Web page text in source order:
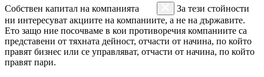
Собствен капитал на компанията
За тези стойности
ни интересуват акциите на компаниите, а не на държавите.
Ето защо ние посочваме в кои противоречия компаниите са
представени от тяхната дейност, отчасти от начина, по който
правят бизнес или се управляват, отчасти от начина, по който
правят пари.